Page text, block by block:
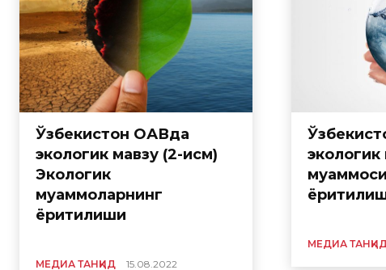
Ўзбекистон ОАВда
экологик мавзу (2-қисм)
Экологик
муаммоларнинг
ёритилиши
МЕДИА ТАНҚИД 15.08.2022
экологик
МЕДИА